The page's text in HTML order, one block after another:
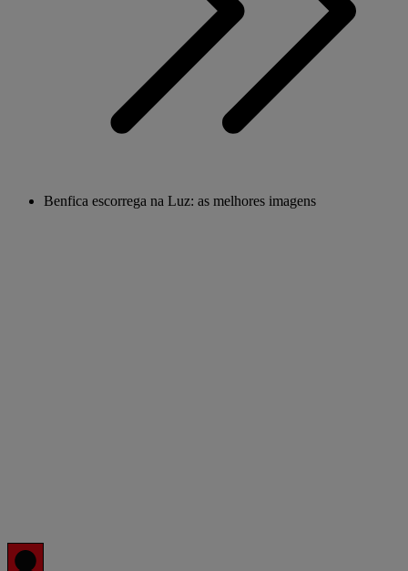
Benfica escorrega na Luz: as melhores imagens